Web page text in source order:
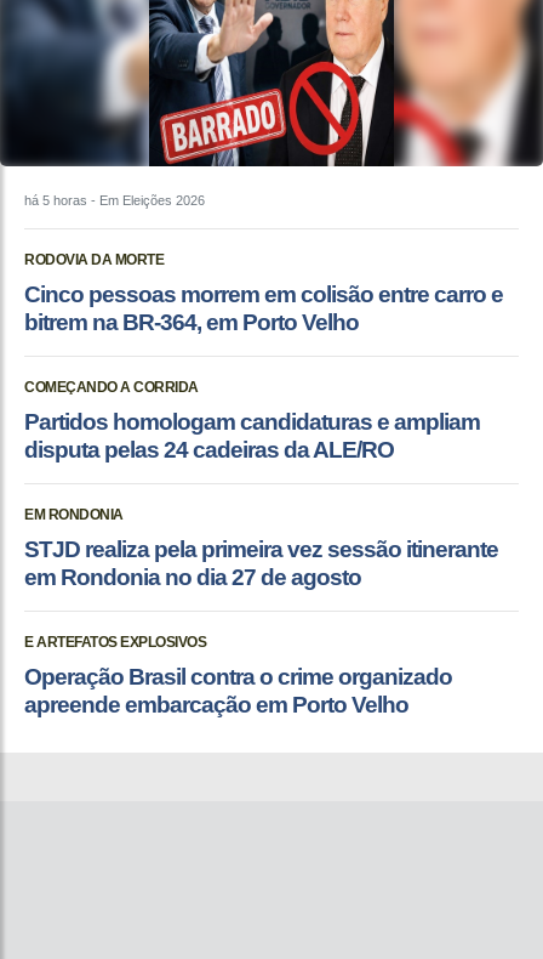
há 5 horas - Em Eleições 2026
RODOVIA DA MORTE
Cinco pessoas morrem em colisão entre carro e
bitrem na BR-364, em Porto Velho
COMEÇANDO A CORRIDA
Partidos homologam candidaturas e ampliam
disputa pelas 24 cadeiras da ALE/RO
EM RONDONIA
STJD realiza pela primeira vez sessão itinerante
em Rondonia no dia 27 de agosto
E ARTEFATOS EXPLOSIVOS
Operação Brasil contra o crime organizado
apreende embarcação em Porto Velho